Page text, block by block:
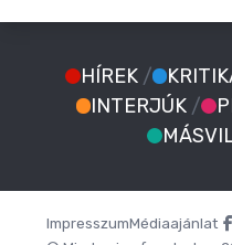
HÍREK /
INTERJÚK /
ImpresszumMédiaajánlat